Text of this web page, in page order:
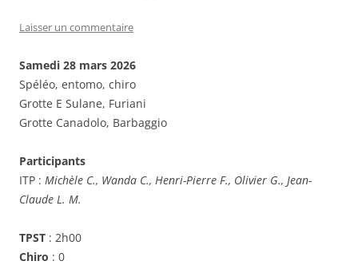
Laisser un commentaire
Samedi 28 mars 2026
Spéléo, entomo, chiro
Grotte E Sulane, Furiani
Grotte Canadolo, Barbaggio
Participants
ITP : Michèle C., Wanda C., Henri-Pierre F., Olivier G., Jean-
Claude L. M.
TPST : 2h00
Chiro : 0